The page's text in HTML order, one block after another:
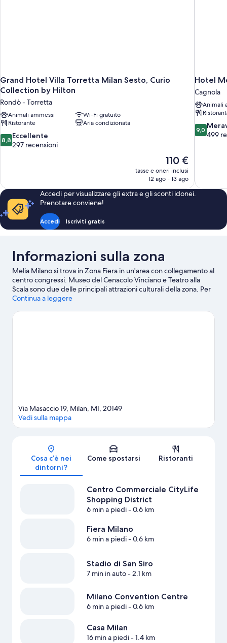
Grand Hotel Villa Torretta Milan Sesto, Curio
Collection by Hilton
Rondò - Torretta
Animali ammessi
Wi-Fi gratuito
Ristorante
Aria condizionata
8.8
su
recensioni
8,8 Eccellente
297 recensioni
Il
prezzo
attuale
110 €
110 €
tasse e oneri inclusi
12 ago - 13 ago
Hotel
Cagnola
Animali
9.0
su
9,0
499
Accedi per visualizzare gli extra e gli sconti idonei.
Prenotare conviene!
Accedi Iscriviti gratis
Informazioni sulla zona
Melia Milano si trova in Zona Fiera in un'area con collegamento al
centro congressi. Museo del Cenacolo Vinciano e Teatro alla
Scala sono due delle principali attrazioni culturali della zona. Per
gli amanti dello shopping, invece, due tappe assolutamente da
Montenapoleone. Casa Milan e Milano Convention Centre sono
Continua a leggere
Mappa
Via Masaccio 19, Milan, MI, 20149
Vedi sulla mappa
Cosa c’è nei
dintorni?
Come spostarsi Ristoranti
Centro Commerciale CityLife
Shopping District
6 min a piedi- 0.6 km
Fiera Milano
6 min a piedi- 0.6 km
Stadio di San Siro
7 min in auto- 2.1 km
Milano Convention Centre
6 min a piedi- 0.6 km
Casa Milan
16 min a piedi- 1.4 km